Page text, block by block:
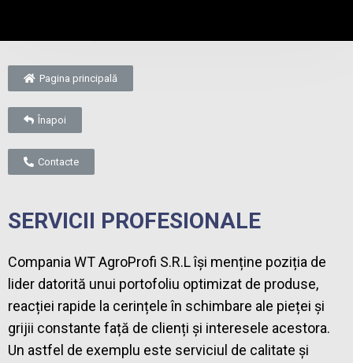
Pagina principală
Înapoi
Contacte
SERVICII PROFESIONALE
Compania WT AgroProfi S.R.L își menține poziția de
lider datorită unui portofoliu optimizat de produse,
reacției rapide la cerințele în schimbare ale pieței și
grijii constante față de clienți și interesele acestora.
Un astfel de exemplu este serviciul de calitate și